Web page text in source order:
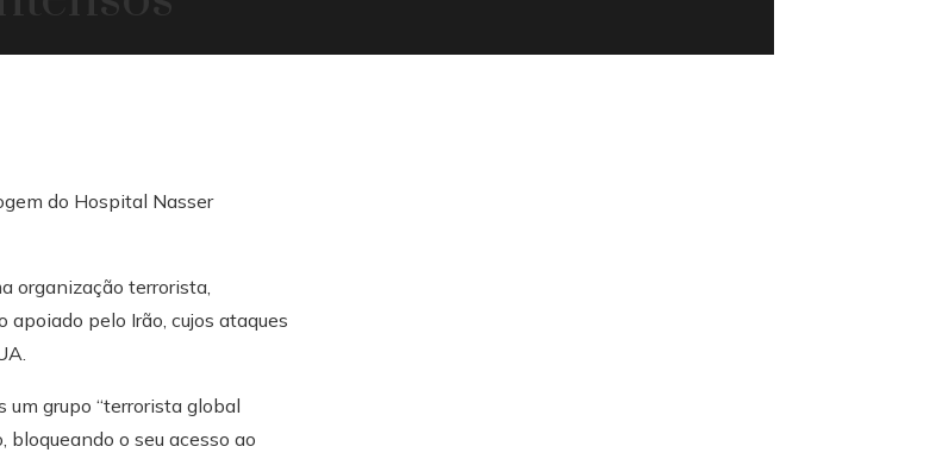
organização terrorista,
pelo Irão, cujos ataques
um grupo “terrorista global
o seu acesso ao